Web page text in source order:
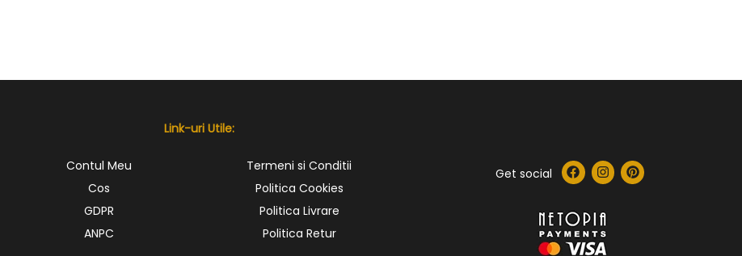
Link-uri Utile:
Contul Meu
Cos
GDPR
ANPC
Termeni si Conditii
Politica Cookies
Politica Livrare
Politica Retur
Get social